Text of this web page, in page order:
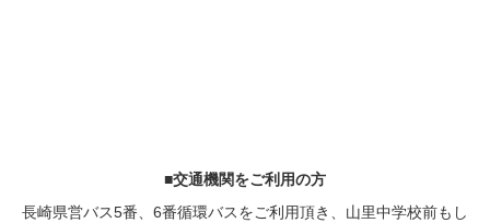
■交通機関をご利用の方
長崎県営バス5番、6番循環バスをご利用頂き、山里中学校前もし